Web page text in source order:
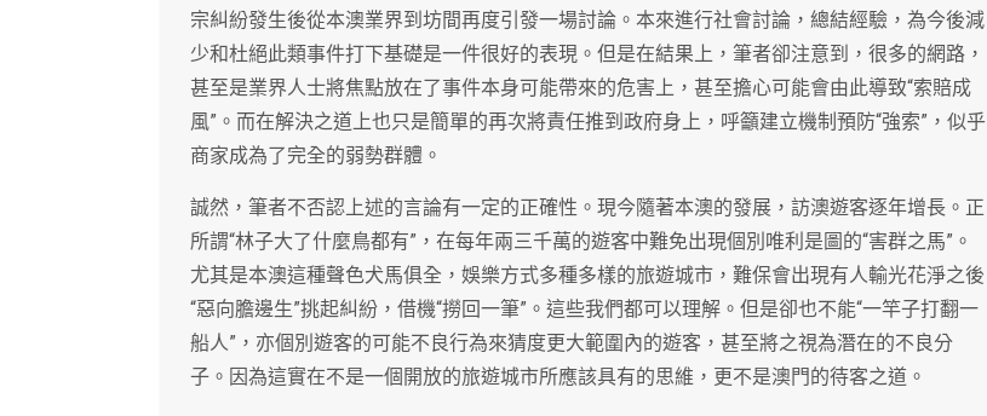
宗糾紛發生後從本澳業界到坊間再度引發一場討論。本來進行社會討論，總結經驗，為今後減
少和杜絕此類事件打下基礎是一件很好的表現。但是在結果上，筆者卻注意到，很多的網路，
甚至是業界人士將焦點放在了事件本身可能帶來的危害上，甚至擔心可能會由此導致“索賠成
風”。而在解決之道上也只是簡單的再次將責任推到政府身上，呼籲建立機制預防“強索”，似乎
商家成為了完全的弱勢群體。
誠然，筆者不否認上述的言論有一定的正確性。現今隨著本澳的發展，訪澳遊客逐年增長。正
所謂“林子大了什麼鳥都有”，在每年兩三千萬的遊客中難免出現個別唯利是圖的“害群之馬”。
尤其是本澳這種聲色犬馬俱全，娛樂方式多種多樣的旅遊城市，難保會出現有人輸光花淨之後
“惡向膽邊生”挑起糾紛，借機“撈回一筆”。這些我們都可以理解。但是卻也不能“一竿子打翻一
船人”，亦個別遊客的可能不良行為來猜度更大範圍內的遊客，甚至將之視為潛在的不良分
子。因為這實在不是一個開放的旅遊城市所應該具有的思維，更不是澳門的待客之道。